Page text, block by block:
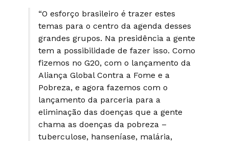
“O esforço brasileiro é trazer estes
temas para o centro da agenda desses
grandes grupos. Na presidência a gente
tem a possibilidade de fazer isso. Como
fizemos no G20, com o lançamento da
Aliança Global Contra a Fome e a
Pobreza, e agora fazemos com o
lançamento da parceria para a
eliminação das doenças que a gente
chama as doenças da pobreza –
tuberculose, hanseníase, malária,